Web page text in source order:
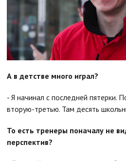
А в детстве много играл?
- Я начинал с последней пятерки.
вторую-третью. Там десять
То есть тренеры поначалу не
перспектив?